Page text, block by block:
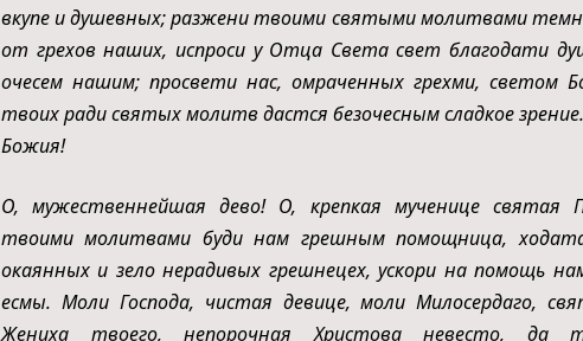
вкупе и душевных; разжени твоими святыми молитвами
от грехов наших, испроси у Отца Света свет благодати
очесем нашим; просвети нас, омраченных грехми, светом
твоих ради святых молитв дастся безочесным сладкое
Божия!
О, мужественнейшая дево! О, крепкая мученице святая
твоими молитвами буди нам грешным помощница,
окаянных и зело нерадивых грешнецех, ускори на помощь
есмы. Моли Господа, чистая девице, моли Милосердаго,
Жениха твоего, непорочная Христова невесто, да